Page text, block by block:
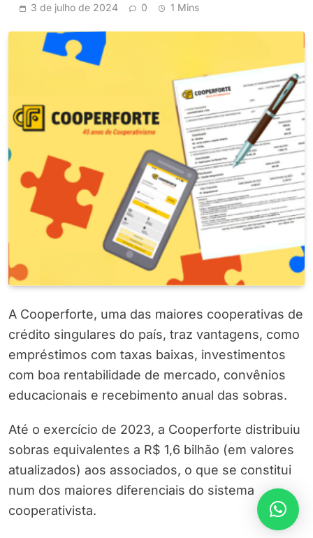
3 de julho de 2024 0 1 Mins
A Cooperforte, uma das maiores cooperativas de
crédito singulares do país, traz vantagens, como
empréstimos com taxas baixas, investimentos
com boa rentabilidade de mercado, convênios
educacionais e recebimento anual das sobras.
Até o exercício de 2023, a Cooperforte distribuiu
sobras equivalentes a R$ 1,6 bilhão (em valores
atualizados) aos associados, o que se constitui
num dos maiores diferenciais do sistema
cooperativista.